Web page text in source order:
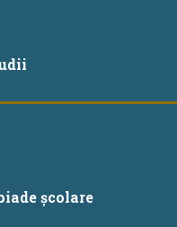
școlare